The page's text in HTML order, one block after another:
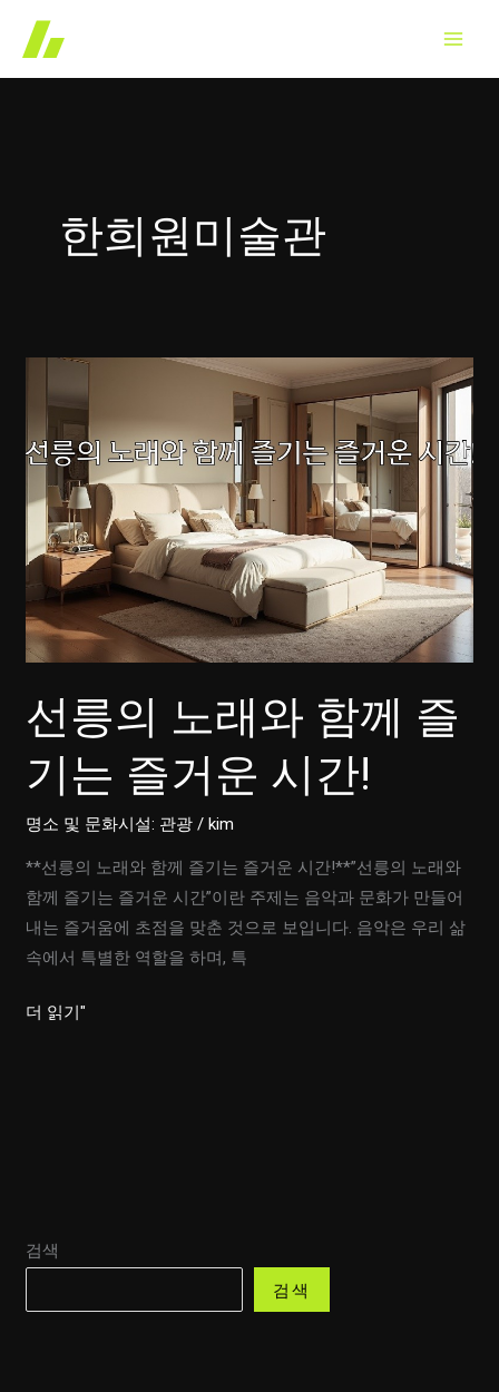
츠
한희원미술관
선릉의 노래와 함께 즐
기는 즐거운 시간!
명소 및 문화시설: 관광 /kim
**선릉의 노래와 함께 즐기는 즐거운 시간!**”선릉의 노래와
함께 즐기는 즐거운 시간”이란 주제는 음악과 문화가 만들어
내는 즐거움에 초점을 맞춘 것으로 보입니다. 음악은 우리 삶
속에서 특별한 역할을 하며, 특
선
즐
는
더 읽기"
검색
검색